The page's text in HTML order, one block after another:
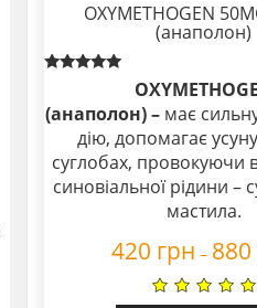
OXYMETHOGEN
(анаполон)
out of 5
(анаполон) –має
дію, допомагає
суглобах, провокуючи
синовіальної рідини –
мастила.
420 грн – 880